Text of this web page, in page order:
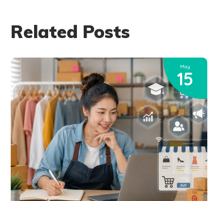
Related Posts
May
15